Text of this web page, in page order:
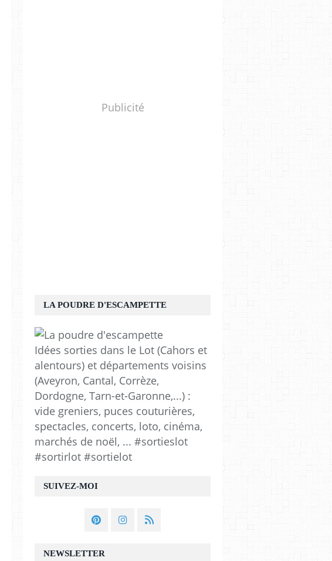
Publicité
NEWSLETTER
SUIVEZ-MOI
LA POUDRE D'ESCAMPETTE
Idées sorties dans le Lot (Cahors et
alentours) et départements voisins
(Aveyron, Cantal, Corrèze,
Dordogne, Tarn-et-Garonne,...) :
vide greniers, puces couturières,
spectacles, concerts, loto, cinéma,
marchés de noël, ... #sortieslot
#sortirlot #sortielot